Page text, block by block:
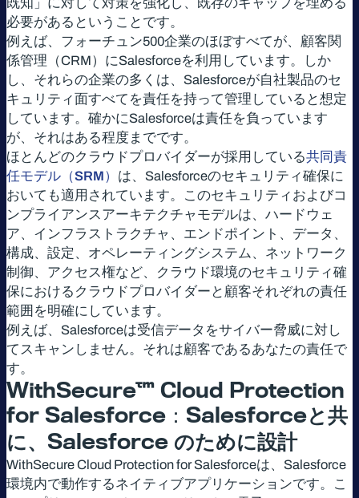
既知」に対して対策を強化し、既存のギャップを埋める
必要があるということです。
例えば、フォーチュン500企業のほぼすべてが、顧客関
係管理（CRM）にSalesforceを利用しています。しか
し、それらの企業の多くは、Salesforceが自社製品のセ
キュリティ面すべてを責任を持って管理していると想定
しています。確かにSalesforceは責任を負っています
が、それはある程度までです。
ほとんどのクラウドプロバイダーが採用している共同責
任モデル（SRM） は、Salesforceのセキュリティ確保に
おいても適用されています。このセキュリティおよびコ
ンプライアンスアーキテクチャモデルは、ハードウェ
ア、インフラストラクチャ、エンドポイント、データ、
構成、設定、オペレーティングシステム、ネットワーク
制御、アクセス権など、クラウド環境のセキュリティ確
保におけるクラウドプロバイダーと顧客それぞれの責任
範囲を明確にしています。
例えば、Salesforceは受信データをサイバー脅威に対し
てスキャンしません。それは顧客であるあなたの責任で
す。
WithSecure™ Cloud Protection
for Salesforce：Salesforceと共
に、 Salesforce のために設計
WithSecure Cloud Protection for Salesforceは、Salesforce
環境内で動作するネイティブアプリケーションです。こ